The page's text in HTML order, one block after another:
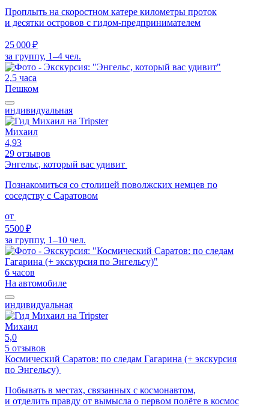
Проплыть на скоростном катере километры проток
и десятки островов с гидом-предпринимателем
25 000 ₽
за группу, 1–4 чел.
2,5 часа
Пешком
индивидуальная
Михаил
4,93
29 отзывов
Энгельс, который вас удивит
Познакомиться со столицей поволжских немцев по
соседству с Саратовом
от
5500 ₽
за группу, 1–10 чел.
6 часов
На автомобиле
индивидуальная
Михаил
5,0
5 отзывов
Космический Саратов: по следам Гагарина (+ экскурсия
по Энгельсу)
Побывать в местах, связанных с космонавтом,
и отделить правду от вымысла о первом полёте в космос